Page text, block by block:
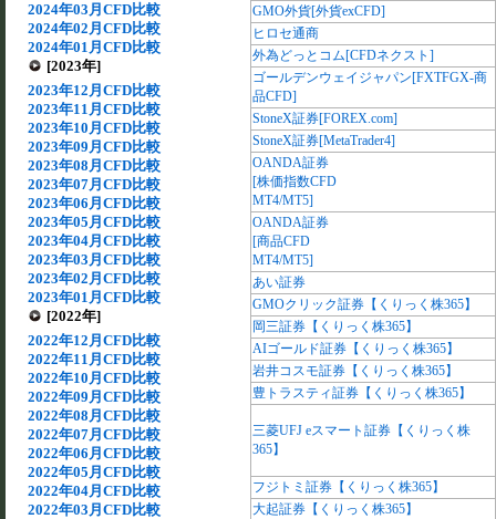
2024年03月CFD比較
2024年02月CFD比較
2024年01月CFD比較
[2023年]
2023年12月CFD比較
2023年11月CFD比較
2023年10月CFD比較
2023年09月CFD比較
2023年08月CFD比較
2023年07月CFD比較
2023年06月CFD比較
2023年05月CFD比較
2023年04月CFD比較
2023年03月CFD比較
2023年02月CFD比較
2023年01月CFD比較
[2022年]
2022年12月CFD比較
2022年11月CFD比較
2022年10月CFD比較
2022年09月CFD比較
2022年08月CFD比較
2022年07月CFD比較
2022年06月CFD比較
2022年05月CFD比較
2022年04月CFD比較
2022年03月CFD比較
GMO外貨[外貨exCFD]
ヒロセ通商
外為どっとコム[CFDネクスト]
ゴールデンウェイジャパン[FXTFGX-商
品CFD]
StoneX証券[FOREX.com]
StoneX証券[MetaTrader4]
OANDA証券
[株価指数CFD
MT4/MT5]
OANDA証券
[商品CFD
MT4/MT5]
あい証券
GMOクリック証券【くりっく株365】
岡三証券【くりっく株365】
AIゴールド証券【くりっく株365】
岩井コスモ証券【くりっく株365】
豊トラスティ証券【くりっく株365】
三菱UFJ eスマート証券【くりっく株
365】
フジトミ証券【くりっく株365】
大起証券【くりっく株365】